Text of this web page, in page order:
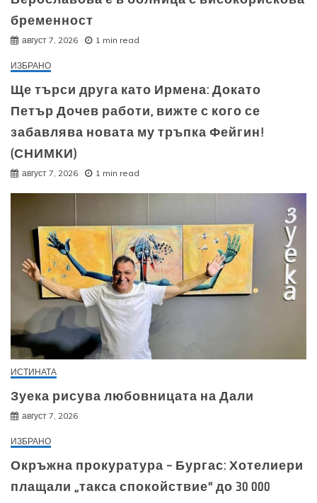
бременност
август 7, 2026 1 min read
ИЗБРАНО
Ще търси друга като Ирмена: Докато
Петър Дочев работи, вижте с кого се
забавлява новата му тръпка Фейгин!
(СНИМКИ)
август 7, 2026 1 min read
ИСТИНАТА
Зуека рисува любовницата на Дали
август 7, 2026
ИЗБРАНО
Окръжна прокуратура – Бургас: Хотелиери
плащали „такса спокойствие“ до 30 000